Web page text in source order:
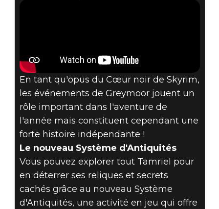
En tant qu'opus du Cœur noir de Skyrim,
les événements de Greymoor jouent un
rôle important dans l'aventure de
l'année mais constituent cependant une
forte histoire indépendante !
Le nouveau Système d'Antiquités
Vous pouvez explorer tout Tamriel pour
en déterrer ses reliques et secrets
cachés grâce au nouveau Système
d'Antiquités, une activité en jeu qui offre